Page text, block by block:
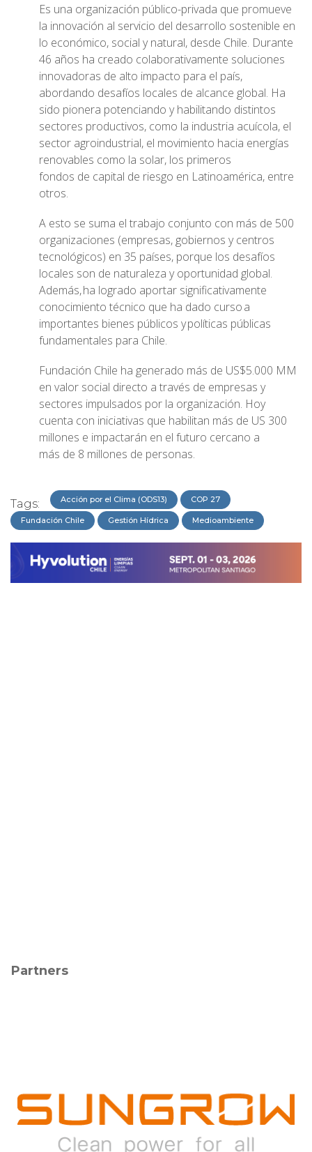
Es una organización público-privada que promueve
la innovación al servicio del desarrollo sostenible en
lo económico, social y natural, desde Chile. Durante
46 años ha creado colaborativamente soluciones
innovadoras de alto impacto para el país,
abordando desafíos locales de alcance global. Ha
sido pionera potenciando y habilitando distintos
sectores productivos, como la industria acuícola, el
sector agroindustrial, el movimiento hacia energías
renovables como la solar, los primeros
fondos de capital de riesgo en Latinoamérica, entre
otros.
A esto se suma el trabajo conjunto con más de 500
organizaciones (empresas, gobiernos y centros
tecnológicos) en 35 países, porque los desafíos
locales son de naturaleza y oportunidad global.
Además, ha logrado aportar significativamente
conocimiento técnico que ha dado curso a
importantes bienes públicos y políticas públicas
fundamentales para Chile.
Fundación Chile ha generado más de US$5.000 MM
en valor social directo a través de empresas y
sectores impulsados por la organización. Hoy
cuenta con iniciativas que habilitan más de US 300
millones e impactarán en el futuro cercano a
más de 8 millones de personas.
Tags: Acción por el Clima (ODS13) COP 27
Fundación Chile Gestión Hídrica Medioambiente
Partners